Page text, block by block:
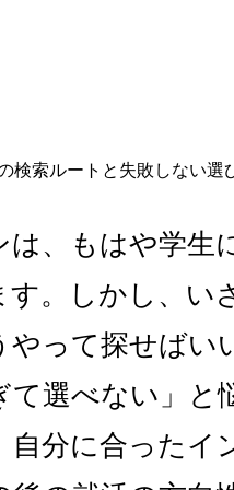
、もはや学生
。しかし、い
って探せばい
選べない」と
分に合ったイ